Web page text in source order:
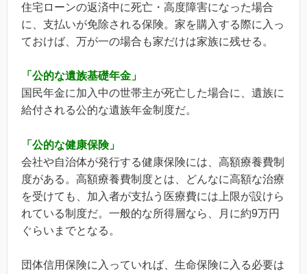
住宅ローンの返済中に死亡・高度障害になった場合
に、支払いが免除される保険。家を購入する際に入っ
ておけば、万が一の場合も家だけは家族に残せる。
「公的な遺族基礎年金」
国民年金に加入中の世帯主が死亡した場合に、遺族に
給付される公的な遺族年金制度だ。
「公的な健康保険」
会社や自治体が発行する健康保険には、高額療養費制
度がある。高額療養費制度とは、どんなに高額な治療
を受けても、加入者が支払う医療費には上限が設けら
れている制度だ。一般的な所得層なら、月に約9万円
ぐらいまでとなる。
団体信用保険に入っていれば、生命保険に入る必要は